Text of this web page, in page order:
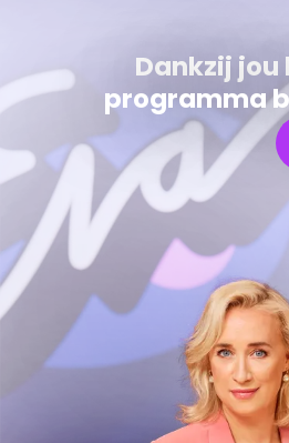
Dankzij
programma